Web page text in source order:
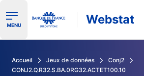
Ouvrir le menu de navigation
MENU Webstat
Accueil Jeux de données
Conj2
CONJ2.Q.R32.S.BA.0RG32.ACTET100.10